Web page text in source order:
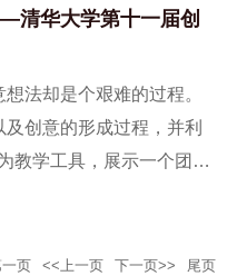
清华大学第十一届创
法却是个艰难的过程。
创意的形成过程，并利
教学工具，展示一个团队
这个创新流程有一个切身
页 <<上一页 下一页>> 尾页